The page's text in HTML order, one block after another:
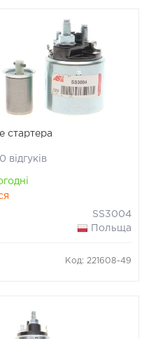
стартера
0 відгуків
SS3004
Польща
Код: 221608-49